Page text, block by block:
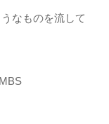
なものを流して